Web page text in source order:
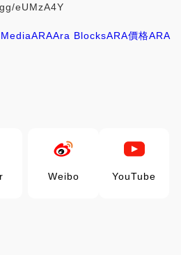
eUMzA4Y
MediaARAAra BlocksARA價格ARA
Weibo YouTube